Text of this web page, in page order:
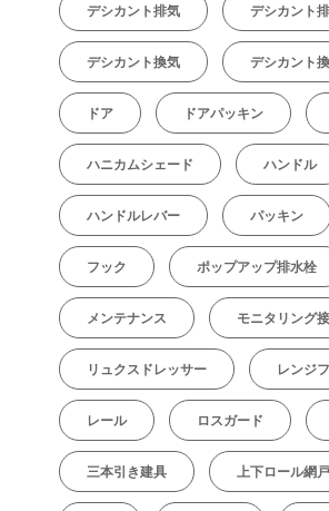
デシカント排気 デシカント
デシカント換気 デシカント
ドア ドアパッキン
ハニカムシェード ハンドル
ハンドルレバー パッキン
フック ポップアップ排水栓
メンテナンス モニタリング
リュクスドレッサー レンジ
レール ロスガード
三本引き建具 上下ロール網戸